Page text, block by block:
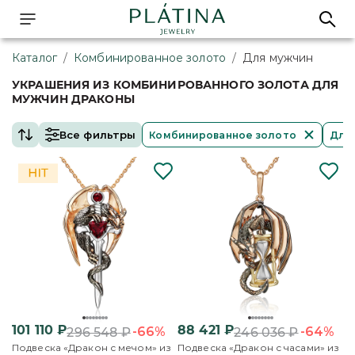
Каталог / Комбинированное золото / Для мужчин
УКРАШЕНИЯ ИЗ КОМБИНИРОВАННОГО ЗОЛОТА ДЛЯ
МУЖЧИН ДРАКОНЫ
Все фильтры Комбинированное золото Для
101 110 ₽296 548₽-66%
Подвеска «Дракон с мечом» из
88 421 ₽246 036₽-64%
Подвеска «Дракон с часами» из